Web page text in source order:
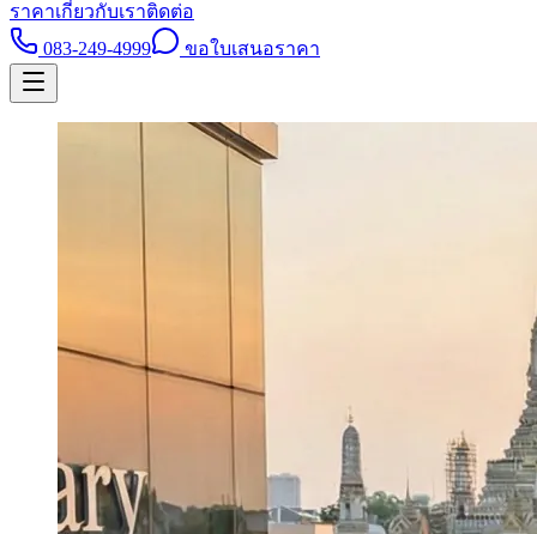
ราคาเกี่ยวกับเราติดต่อ
083-249-4999
ขอใบเสนอราคา